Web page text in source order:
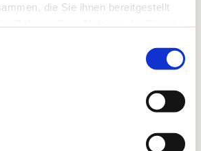
die Sie ihnen bereitgestellt